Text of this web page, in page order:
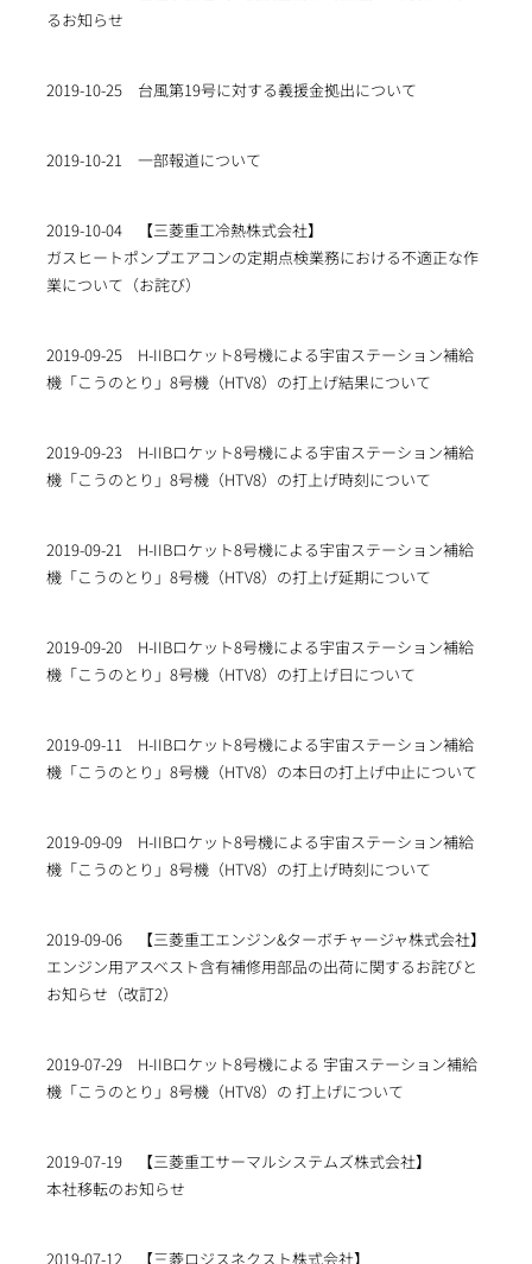
るお知らせ
2019-10-25 台風第19号に対する義援金拠出について
2019-10-21 一部報道について
2019-10-04
【三菱重工冷熱株式会社】
ガスヒートポンプエアコンの定期点検業務における不適正な作
業について（お詫び）
2019-09-25
H-IIBロケット8号機による宇宙ステーション補給
機「こうのとり」8号機（HTV8）の打上げ結果について
2019-09-23
H-IIBロケット8号機による宇宙ステーション補給
機「こうのとり」8号機（HTV8）の打上げ時刻について
2019-09-21
H-IIBロケット8号機による宇宙ステーション補給
機「こうのとり」8号機（HTV8）の打上げ延期について
2019-09-20
H-IIBロケット8号機による宇宙ステーション補給
機「こうのとり」8号機（HTV8）の打上げ日について
2019-09-11
H-IIBロケット8号機による宇宙ステーション補給
機「こうのとり」8号機（HTV8）の本日の打上げ中止について
2019-09-09
H-IIBロケット8号機による宇宙ステーション補給
機「こうのとり」8号機（HTV8）の打上げ時刻について
2019-09-06
【三菱重工エンジン&ターボチャージャ株式会社】
エンジン用アスベスト含有補修用部品の出荷に関するお詫びと
お知らせ（改訂2）
2019-07-29
H-IIBロケット8号機による 宇宙ステーション補給
機「こうのとり」8号機（HTV8）の 打上げについて
2019-07-19
【三菱重工サーマルシステムズ株式会社】
本社移転のお知らせ
2019-07-12 【三菱ロジスネクスト株式会社】